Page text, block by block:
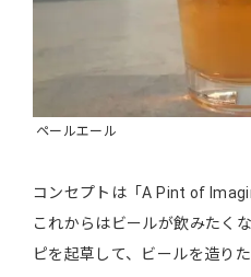
ペールエール
コンセプトは「A Pint of
これからはビールが飲みたく
ピを起草して、ビールを造り